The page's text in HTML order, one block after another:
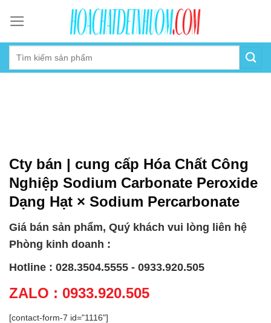
content
Cty bán | cung cấp Hóa Chất Công
Nghiệp Sodium Carbonate Peroxide
Dạng Hạt × Sodium Percarbonate
Giá bán sản phẩm, Quý khách vui lòng liên hệ
Phòng kinh doanh :
Hotline : 028.3504.5555 - 0933.920.505
ZALO : 0933.920.505
[contact-form-7 id="1116"]